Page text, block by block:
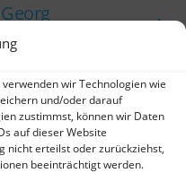
wir Technologien wie
und/oder darauf
zustimmst, können wir Daten
auf dieser Website
nicht erteilst oder zurückziehst,
beeinträchtigt werden.